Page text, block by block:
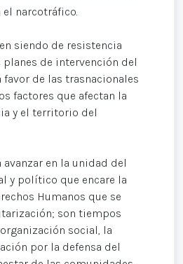
narcotráfico.
siendo de resistencia
planes de intervención del
favor de las trasnacionales
factores que afectan la
y el territorio del
en la unidad del
y político que encare la
Humanos que se
son tiempos
social, la
por la defensa del